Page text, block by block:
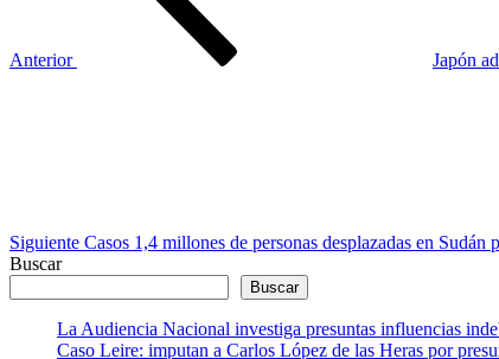
Anterior
Japón
Siguiente Casos 1,4 millones de personas desplazadas en
Buscar
Buscar
La Audiencia Nacional investiga presuntas influencias
Caso Leire: imputan a Carlos López de las Heras por